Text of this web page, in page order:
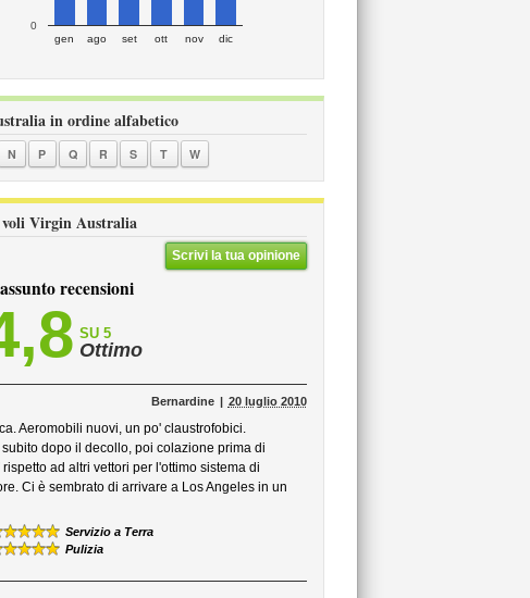
gen ago set ott nov dic
0
in ordine alfabetico
N P Q R S T W
Virgin Australia
Scrivi la tua opinione
recensioni
SU 5
Ottimo
Bernardine 20 luglio 2010
Aeromobili nuovi, un po' claustrofobici.
dopo il decollo, poi colazione prima di
ad altri vettori per l'ottimo sistema di
Ci è sembrato di arrivare a Los Angeles in un
Servizio a Terra
Pulizia